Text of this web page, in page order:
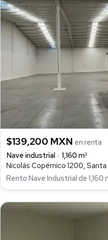
$139,200 MXN en renta
Nave industrial
1,160 m²
Nicolás Copérnico 1200,
Rento Nave Industrial de 1,160